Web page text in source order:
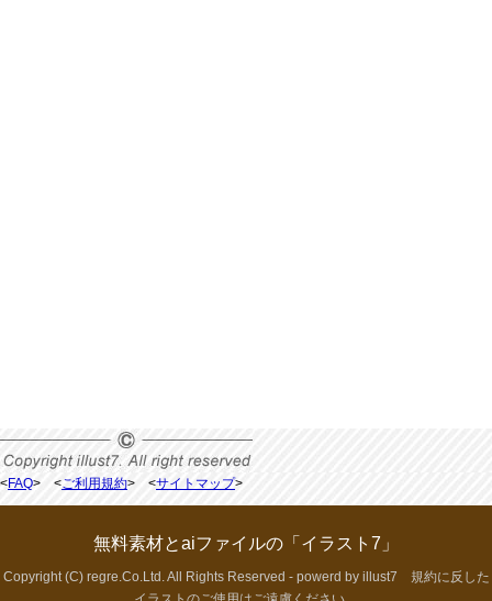
<FAQ> <ご利用規約> <サイトマップ>
無料素材とaiファイルの「イラスト7」
Copyright (C) regre.Co.Ltd. All Rights Reserved - powerd by illust7 規約に反した